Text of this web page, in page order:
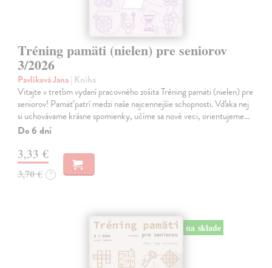
Tréning pamäti (nielen) pre seniorov
3/2026
Pavlíková Jana| Kniha
Vitajte v treťom vydaní pracovného zošita Tréning pamäti (nielen) pre
seniorov! Pamäť patrí medzi naše najcennejšie schopnosti. Vďaka nej
si uchovávame krásne spomienky, učíme sa nové veci, orientujeme…
Do 6 dní
3,33 €
3,70 € ?
na sklade